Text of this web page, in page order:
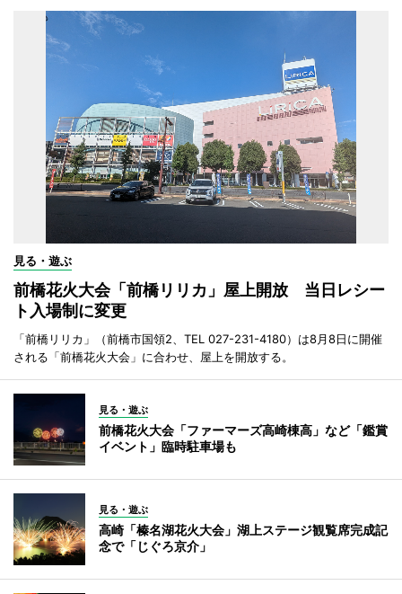
見る・遊ぶ
前橋花火大会「前橋リリカ」屋上開放 当日レシー
ト入場制に変更
「前橋リリカ」（前橋市国領2、TEL 027-231-4180）は8月8日に開催
される「前橋花火大会」に合わせ、屋上を開放する。
見る・遊ぶ
前橋花火大会「ファーマーズ高崎棟高」など「鑑賞
イベント」臨時駐車場も
見る・遊ぶ
高崎「榛名湖花火大会」湖上ステージ観覧席完成記
念で「じぐろ京介」